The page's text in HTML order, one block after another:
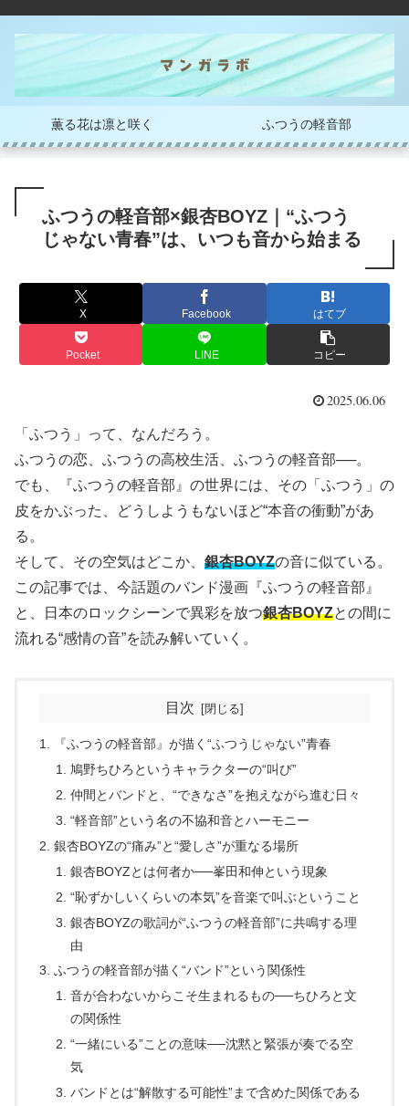
薫る花は凛と咲く ふつうの軽音部
ふつうの軽音部×銀杏BOYZ｜“ふつう
じゃない青春”は、いつも音から始まる
X Facebook はてブ
Pocket LINE コピー
2025.06.06
「ふつう」って、なんだろう。
ふつうの恋、ふつうの高校生活、ふつうの軽音部──。
でも、『ふつうの軽音部』の世界には、その「ふつう」の
皮をかぶった、どうしようもないほど“本音の衝動”があ
る。
そして、その空気はどこか、 銀杏BOYZの音に似ている。
この記事では、今話題のバンド漫画『ふつうの軽音部』
と、日本のロックシーンで異彩を放つ銀杏BOYZとの間に
流れる“感情の音”を読み解いていく。
目次
『ふつうの軽音部』が描く“ふつうじゃない”青春
鳩野ちひろというキャラクターの“叫び”
仲間とバンドと、“できなさ”を抱えながら進む日々
“軽音部”という名の不協和音とハーモニー
銀杏BOYZの“痛み”と“愛しさ”が重なる場所
銀杏BOYZとは何者か──峯田和伸という現象
“恥ずかしいくらいの本気”を音楽で叫ぶということ
銀杏BOYZの歌詞が“ふつうの軽音部”に共鳴する理
由
ふつうの軽音部が描く“バンド”という関係性
音が合わないからこそ生まれるもの──ちひろと文
の関係性
“一緒にいる”ことの意味──沈黙と緊張が奏でる空
気
バンドとは“解散する可能性”まで含めた関係である